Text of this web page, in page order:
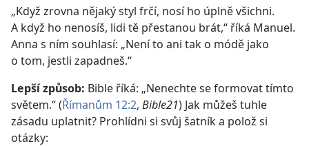
„Když zrovna nějaký styl frčí, nosí ho úplně všichni.
A když ho nenosíš, lidi tě přestanou brát,“ říká Manuel.
Anna s ním souhlasí: „Není to ani tak o módě jako
o tom, jestli zapadneš.“
Lepší způsob: Bible říká: „Nenechte se formovat tímto
světem.“ (Římanům 12:2, Bible21) Jak můžeš tuhle
zásadu uplatnit? Prohlídni si svůj šatník a polož si
otázky: